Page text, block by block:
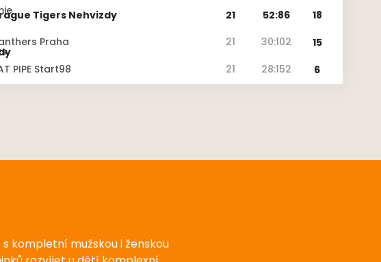
Tigers Nehvizdy 21 52:86 18
Praha 21 30:102 15
PIPE Start98 21 28:152 6
kompletní mužskou i ženskou